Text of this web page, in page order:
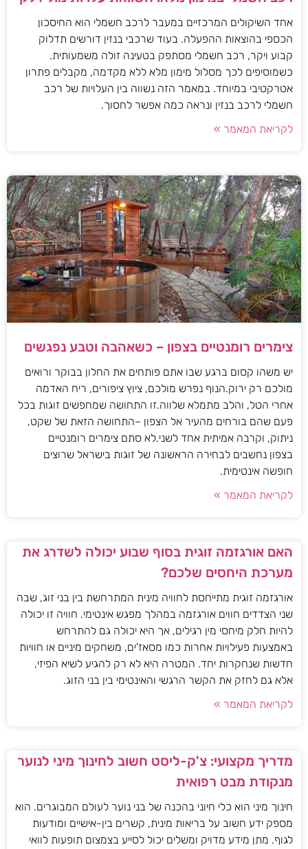
אחד השיקולים המרכזיים במעבר לרכב חשמלי הוא החיסכון
הכספי בהוצאות ההפעלה. בעוד שרכבי בנזין דורשים תדלוק
קבוע ויקר, רכב חשמלי מסתפק בטעינה זולה משמעותית.
כשמוסיפים לכך מסלול מימון מלא ללא מקדמה, מקבלים פתרון
אטרקטיבי במיוחד. במאמר הזה נשווה בין העלויות של רכב
חשמלי לרכב בנזין ונראה כמה אפשר לחסוך.
לקריאת המאמר »
צימרים רומנטיים בצפון – כשאהבה וטבע נפגשים
יש משהו קסום ברגע שבו אתם פותחים את החלון בבוקר ורואים
מולכם רק ירוק.הנוף נפרש מולכם, ציוץ ציפורים, ריח האדמה
אחרי הטל, והלב מתמלא שלווה.זו התחושה שמחפשים זוגות בכל
פעם שהם בורחים מהעיר אל הצפון –התחושה הזאת של שקט,
ניתוק, וקרבה אמיתית אחד לשני.לא סתם צימרים רומנטיים
בצפון נחשבים לבחירה הראשונה של זוגות בישראל שרוצים
חופשה אינטימית.
לקריאת המאמר »
האם אורגזמה זוגית בסוף שבוע יכולה לשדרג את
מערכת היחסים שלכם?
אורגזמה זוגית מתייחסת לחוויה מינית המתרחשת בין בני זוג, שבה
שני הצדדים חווים אורגזמה במהלך מפגש אינטימי. חוויה זו יכולה
להיות חלק מיחסי מין רגילים, אך היא יכולה גם להתרחש
באמצעות פעילויות אחרות כמו מסאז'ים, משחקים מיניים או חוויות
חדשות שנחקרות יחד. המטרה היא לא רק להגיע לשיא הפיזי,
אלא גם לחזק את הקשר הרגשי והאינטימי בין בני הזוג.
לקריאת המאמר »
מדריך מקצועי: צ'ק-ליסט חשוב לחינוך מיני לנוער
מנקודת מבט רפואית
חינוך מיני הוא כלי חיוני בהכנה של בני נוער לעולם המבוגרים. הוא
מספק ידע חשוב על בריאות מינית, קשרים בין-אישיים ומודעות
לגוף. מתן מידע מדויק ומשלים יכול לסייע בצמצום תופעות לוואי